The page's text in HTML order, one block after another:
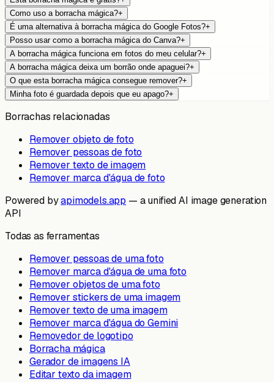
Como uso a borracha mágica?+
É uma alternativa à borracha mágica do Google Fotos?+
Posso usar como a borracha mágica do Canva?+
A borracha mágica funciona em fotos do meu celular?+
A borracha mágica deixa um borrão onde apaguei?+
O que esta borracha mágica consegue remover?+
Minha foto é guardada depois que eu apago?+
Borrachas relacionadas
Remover objeto de foto
Remover pessoas de foto
Remover texto de imagem
Remover marca d'água de foto
Powered byapimodels.app — a unified AI image generation
API
Todas as ferramentas
Remover pessoas de uma foto
Remover marca d'água de uma foto
Remover objetos de uma foto
Remover stickers de uma imagem
Remover texto de uma imagem
Remover marca d'água do Gemini
Removedor de logotipo
Borracha mágica
Gerador de imagens IA
Editar texto da imagem